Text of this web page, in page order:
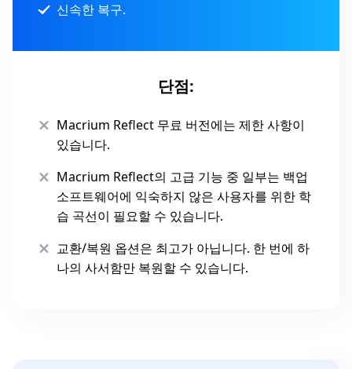
신속한 복구.
단점:
Macrium Reflect 무료 버전에는 제한 사항이
있습니다.
Macrium Reflect의 고급 기능 중 일부는 백업
소프트웨어에 익숙하지 않은 사용자를 위한 학
습 곡선이 필요할 수 있습니다.
교환/복원 옵션은 최고가 아닙니다. 한 번에 하
나의 사서함만 복원할 수 있습니다.